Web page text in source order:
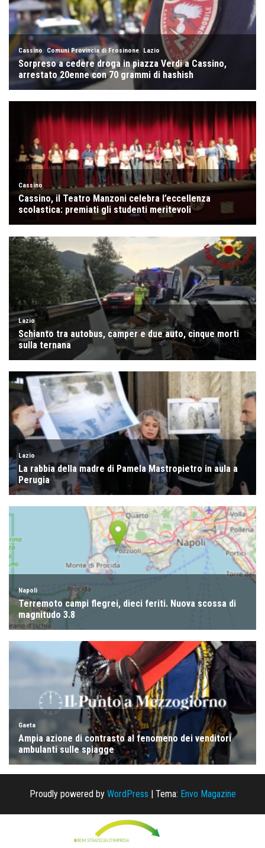
Proudly powered by WordPress Tema: Envo Magazine